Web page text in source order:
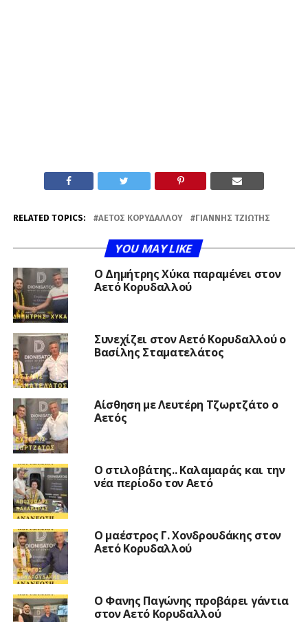
RELATED TOPICS: ΑΕΤΌΣ ΚΟΡΥΔΑΛΛΟΎ ΓΙΆΝΝΗΣ ΤΖΙΏΤΗΣ
YOU MAY LIKE
O Δημήτρης Χύκα παραμένει στον
Αετό Κορυδαλλού
Συνεχίζει στον Αετό Κορυδαλλού ο
Βασίλης Σταματελάτος
Αίσθηση με Λευτέρη Τζωρτζάτο ο
Αετός
Ο στιλοβάτης.. Καλαμαράς και την
νέα περίοδο τον Αετό
Ο μαέστρος Γ. Χονδρουδάκης στον
Αετό Κορυδαλλού
Ο Φανης Παγώνης προβάρει γάντια
στον Αετό Κορυδαλλού